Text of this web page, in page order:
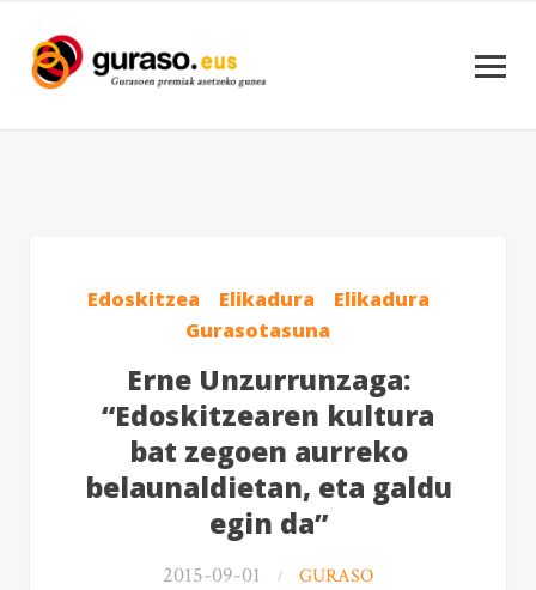
Edoskitzea Elikadura
Elikadura
Gurasotasuna
Erne Unzurrunzaga:
“Edoskitzearen kultura
bat zegoen aurreko
belaunaldietan, eta galdu
egin da”
2015-09-01 GURASO